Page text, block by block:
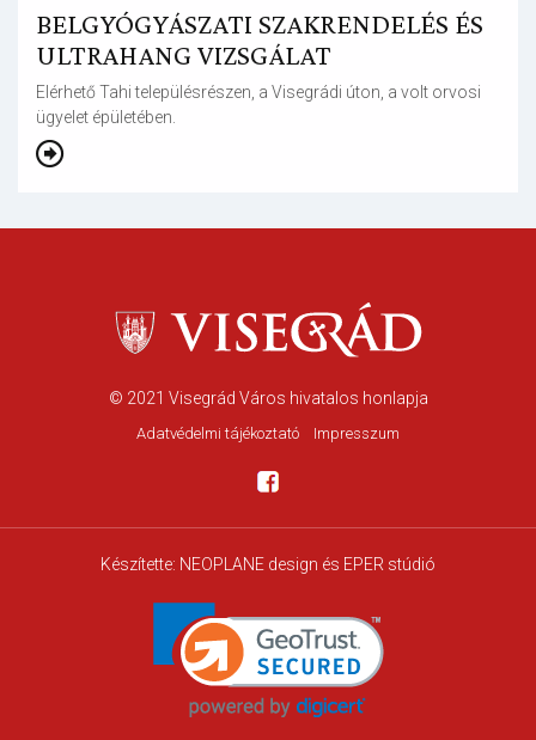
BELGYÓGYÁSZATI SZAKRENDELÉS ÉS
ULTRAHANG VIZSGÁLAT
Elérhető Tahi településrészen, a Visegrádi úton, a volt orvosi
ügyelet épületében.
© 2021 Visegrád Város hivatalos honlapja
Adatvédelmi tájékoztató Impresszum
Készítette: NEOPLANE design és EPER stúdió